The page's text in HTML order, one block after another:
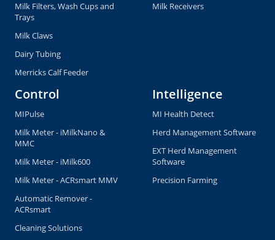
Milk Filters, Wash Cups and
Trays
Milk Claws
Dairy Tubing
Merricks Calf Feeder
Milk Receivers
Control
MIPulse
Milk Meter - iMilkNano &
MMC
Milk Meter - iMilk600
Milk Meter - ACRsmart MMV
Automatic Remover -
ACRsmart
Cleaning Solutions
Intelligence
MI Health Detect
Herd Management Software
EXT Herd Management
Software
Precision Farming